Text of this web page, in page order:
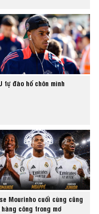
tự đào hố chôn mình
Mourinho cuối cùng cũng
hàng công trong mơ